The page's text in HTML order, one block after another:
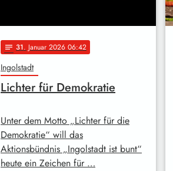
notes 31. Januar 2026 06:42
Ingolstadt
Lichter für Demokratie
Unter dem Motto „Lichter für die
Demokratie“ will das
Aktionsbündnis „Ingolstadt ist bunt“
heute ein Zeichen für …